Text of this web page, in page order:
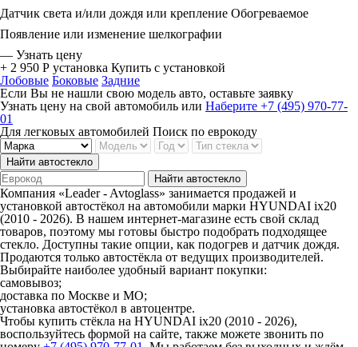
Датчик света и/или дождя или крепление Обогреваемое
Появление или изменение шелкографии
— Узнать цену
+ 2 950 Р установка Купить с установкой
Лобовые Боковые Задние
Если Вы не нашли свою модель авто, оставьте заявку
Узнать цену на свой автомобиль или Наберите +7 (495) 970-77-
01
Для легковых автомобилей Поиск по еврокоду
Найти автостекло
Найти автостекло
Компания «Leader - Avtoglass» занимается продажей и
установкой автостёкол на автомобили марки HYUNDAI ix20
(2010 - 2026). В нашем интернет-магазине есть свой склад
товаров, поэтому мы готовы быстро подобрать подходящее
стекло. Доступны такие опции, как подогрев и датчик дождя.
Продаются только автостёкла от ведущих производителей.
Выбирайте наиболее удобный вариант покупки:
самовывоз;
доставка по Москве и МО;
установка автостёкол в автоцентре.
Чтобы купить стёкла на HYUNDAI ix20 (2010 - 2026),
воспользуйтесь формой на сайте, также можете звонить по